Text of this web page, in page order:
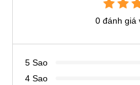
0 đánh giá
5 Sao
4 Sao